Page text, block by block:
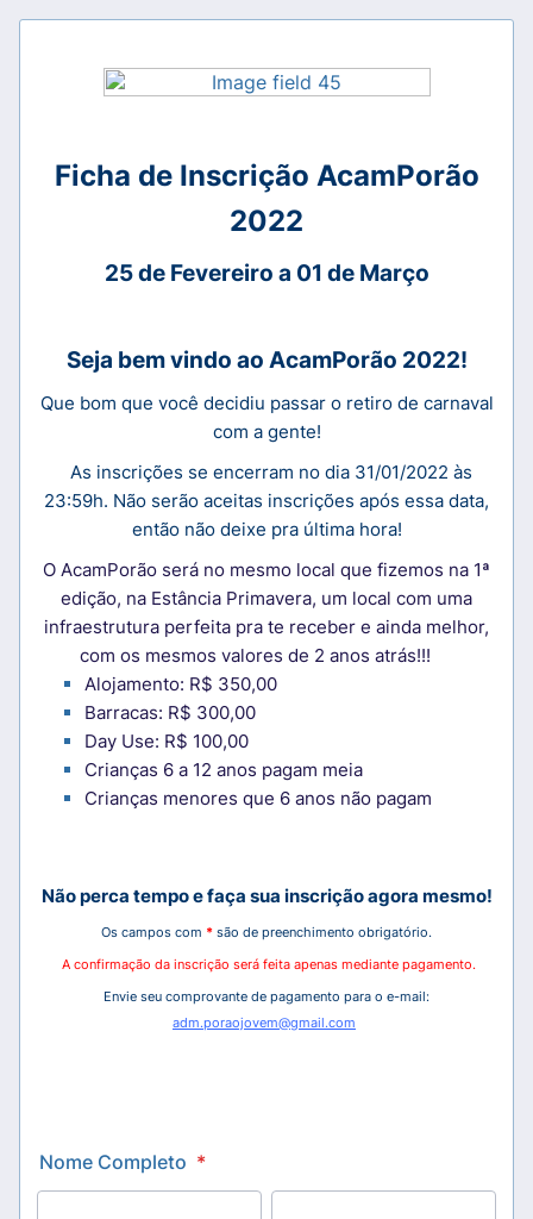
Ficha de Inscrição AcamPorão
2022
25 de Fevereiro a 01 de Março
Seja bem vindo ao AcamPorão 2022!
Que bom que você decidiu passar o retiro de carnaval
com a gente!
As inscrições se encerram no dia 31/01/2022 às
23:59h. Não serão aceitas inscrições após essa data,
então não deixe pra última hora!
O AcamPorão será no mesmo local que fizemos na 1ª
edição, na Estância Primavera, um local com uma
infraestrutura perfeita pra te receber e ainda melhor,
com os mesmos valores de 2 anos atrás!!!
Alojamento: R$ 350,00
Barracas: R$ 300,00
Day Use: R$ 100,00
Crianças 6 a 12 anos pagam meia
Crianças menores que 6 anos não pagam
Não perca tempo e faça sua inscrição agora mesmo!
Os campos com * são de preenchimento obrigatório.
A confirmação da inscrição será feita apenas mediante pagamento.
Envie seu comprovante de pagamento para o e-mail:
adm.poraojovem@gmail.com
Nome Completo *